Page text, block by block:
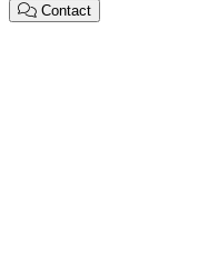
Contact